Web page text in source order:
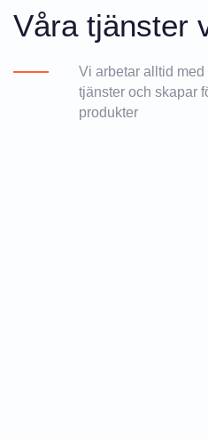
Våra tjänster
Vi arbetar alltid
tjänster och skapar
produkter